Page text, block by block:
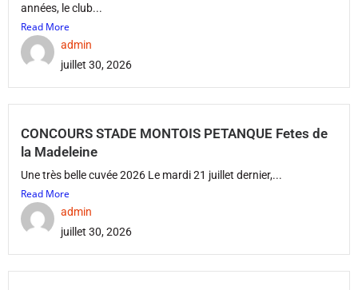
années, le club...
Read More
admin
juillet 30, 2026
CONCOURS STADE MONTOIS PETANQUE Fetes de
la Madeleine
Une très belle cuvée 2026 Le mardi 21 juillet dernier,...
Read More
admin
juillet 30, 2026